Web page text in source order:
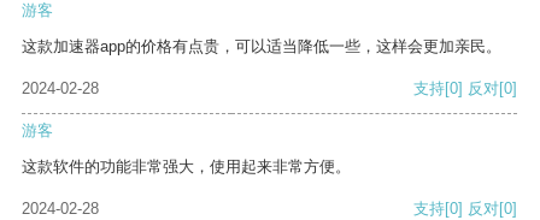
游客
这款加速器app的价格有点贵，可以适当降低一些，这样会更加亲民。
2024-02-28 支持[0] 反对[0]
游客
这款软件的功能非常强大，使用起来非常方便。
2024-02-28 支持[0] 反对[0]